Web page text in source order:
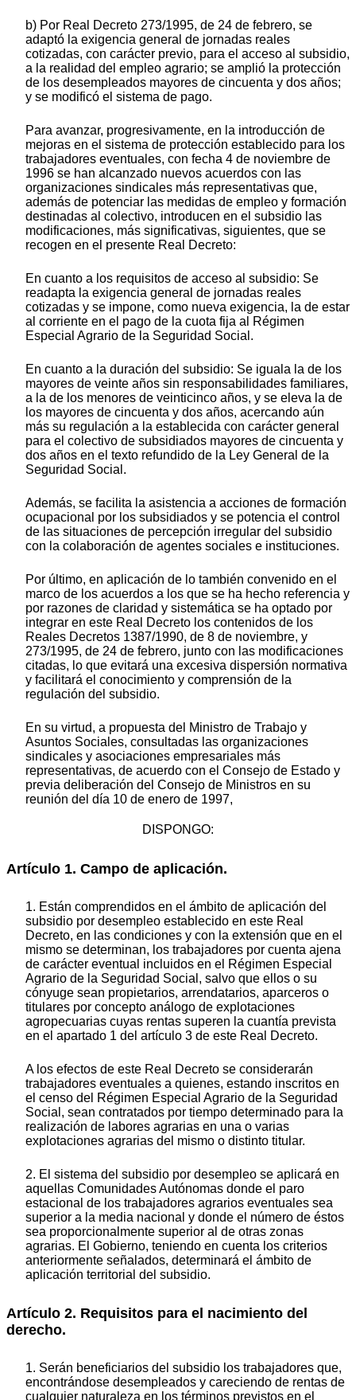
b) Por Real Decreto 273/1995, de 24 de febrero, se
adaptó la exigencia general de jornadas reales
cotizadas, con carácter previo, para el acceso al subsidio,
a la realidad del empleo agrario; se amplió la protección
de los desempleados mayores de cincuenta y dos años;
y se modificó el sistema de pago.
Para avanzar, progresivamente, en la introducción de
mejoras en el sistema de protección establecido para los
trabajadores eventuales, con fecha 4 de noviembre de
1996 se han alcanzado nuevos acuerdos con las
organizaciones sindicales más representativas que,
además de potenciar las medidas de empleo y formación
destinadas al colectivo, introducen en el subsidio las
modificaciones, más significativas, siguientes, que se
recogen en el presente Real Decreto:
En cuanto a los requisitos de acceso al subsidio: Se
readapta la exigencia general de jornadas reales
cotizadas y se impone, como nueva exigencia, la de estar
al corriente en el pago de la cuota fija al Régimen
Especial Agrario de la Seguridad Social.
En cuanto a la duración del subsidio: Se iguala la de los
mayores de veinte años sin responsabilidades familiares,
a la de los menores de veinticinco años, y se eleva la de
los mayores de cincuenta y dos años, acercando aún
más su regulación a la establecida con carácter general
para el colectivo de subsidiados mayores de cincuenta y
dos años en el texto refundido de la Ley General de la
Seguridad Social.
Además, se facilita la asistencia a acciones de formación
ocupacional por los subsidiados y se potencia el control
de las situaciones de percepción irregular del subsidio
con la colaboración de agentes sociales e instituciones.
Por último, en aplicación de lo también convenido en el
marco de los acuerdos a los que se ha hecho referencia y
por razones de claridad y sistemática se ha optado por
integrar en este Real Decreto los contenidos de los
Reales Decretos 1387/1990, de 8 de noviembre, y
273/1995, de 24 de febrero, junto con las modificaciones
citadas, lo que evitará una excesiva dispersión normativa
y facilitará el conocimiento y comprensión de la
regulación del subsidio.
En su virtud, a propuesta del Ministro de Trabajo y
Asuntos Sociales, consultadas las organizaciones
sindicales y asociaciones empresariales más
representativas, de acuerdo con el Consejo de Estado y
previa deliberación del Consejo de Ministros en su
reunión del día 10 de enero de 1997,
DISPONGO:
Artículo 1. Campo de aplicación.
1. Están comprendidos en el ámbito de aplicación del
subsidio por desempleo establecido en este Real
Decreto, en las condiciones y con la extensión que en el
mismo se determinan, los trabajadores por cuenta ajena
de carácter eventual incluidos en el Régimen Especial
Agrario de la Seguridad Social, salvo que ellos o su
cónyuge sean propietarios, arrendatarios, aparceros o
titulares por concepto análogo de explotaciones
agropecuarias cuyas rentas superen la cuantía prevista
en el apartado 1 del artículo 3 de este Real Decreto.
A los efectos de este Real Decreto se considerarán
trabajadores eventuales a quienes, estando inscritos en
el censo del Régimen Especial Agrario de la Seguridad
Social, sean contratados por tiempo determinado para la
realización de labores agrarias en una o varias
explotaciones agrarias del mismo o distinto titular.
2. El sistema del subsidio por desempleo se aplicará en
aquellas Comunidades Autónomas donde el paro
estacional de los trabajadores agrarios eventuales sea
superior a la media nacional y donde el número de éstos
sea proporcionalmente superior al de otras zonas
agrarias. El Gobierno, teniendo en cuenta los criterios
anteriormente señalados, determinará el ámbito de
aplicación territorial del subsidio.
Artículo 2. Requisitos para el nacimiento del
derecho.
1. Serán beneficiarios del subsidio los trabajadores que,
encontrándose desempleados y careciendo de rentas de
cualquier naturaleza en los términos previstos en el